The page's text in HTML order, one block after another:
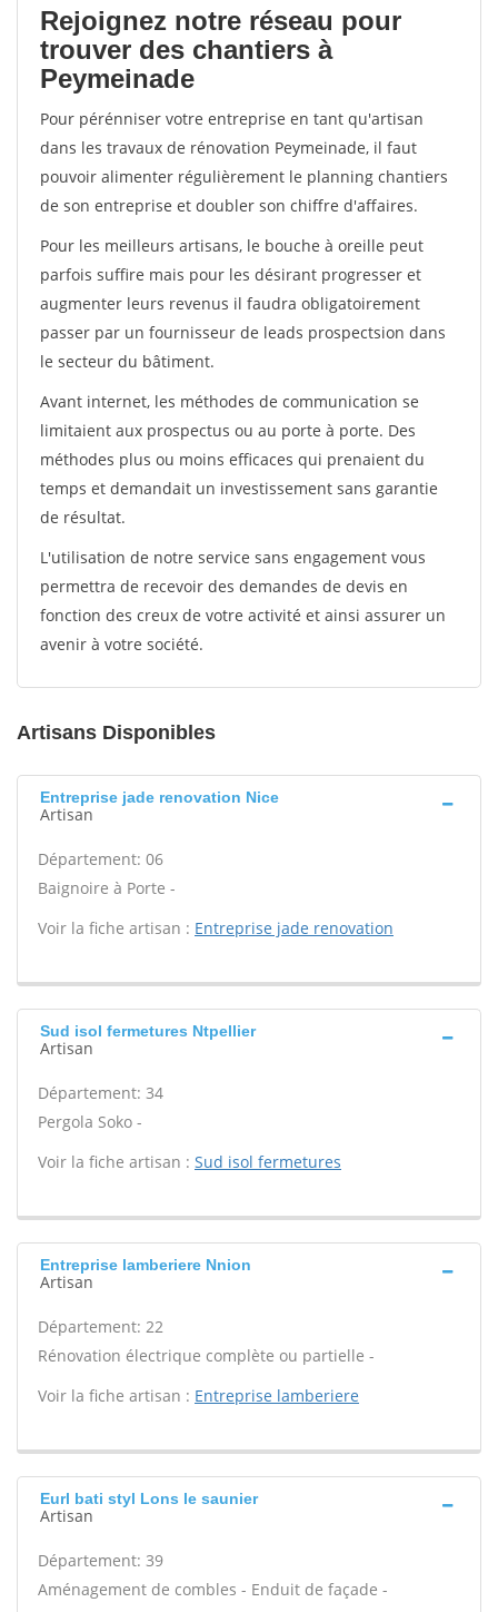
Rejoignez notre réseau pour
trouver des chantiers à
Peymeinade
Pour pérénniser votre entreprise en tant qu'artisan
dans les travaux de rénovation Peymeinade, il faut
pouvoir alimenter régulièrement le planning chantiers
de son entreprise et doubler son chiffre d'affaires.
Pour les meilleurs artisans, le bouche à oreille peut
parfois suffire mais pour les désirant progresser et
augmenter leurs revenus il faudra obligatoirement
passer par un fournisseur de leads prospectsion dans
le secteur du bâtiment.
Avant internet, les méthodes de communication se
limitaient aux prospectus ou au porte à porte. Des
méthodes plus ou moins efficaces qui prenaient du
temps et demandait un investissement sans garantie
de résultat.
L'utilisation de notre service sans engagement vous
permettra de recevoir des demandes de devis en
fonction des creux de votre activité et ainsi assurer un
avenir à votre société.
Artisans Disponibles
Entreprise jade renovation Nice
Artisan
Département: 06
Baignoire à Porte -
Voir la fiche artisan : Entreprise jade renovation
Sud isol fermetures Ntpellier
Artisan
Département: 34
Pergola Soko -
Voir la fiche artisan : Sud isol fermetures
Entreprise lamberiere Nnion
Artisan
Département: 22
Rénovation électrique complète ou partielle -
Voir la fiche artisan : Entreprise lamberiere
Eurl bati styl Lons le saunier
Artisan
Département: 39
Aménagement de combles - Enduit de façade -